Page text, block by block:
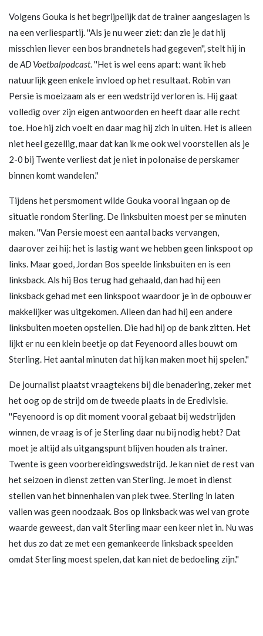
Volgens Gouka is het begrijpelijk dat de trainer aangeslagen is
na een verliespartij. ''Als je nu weer ziet: dan zie je dat hij
misschien liever een bos brandnetels had gegeven'', stelt hij in
deAD Voetbalpodcast. ''Het is wel eens apart: want ik heb
natuurlijk geen enkele invloed op het resultaat. Robin van
Persie is moeizaam als er een wedstrijd verloren is. Hij gaat
volledig over zijn eigen antwoorden en heeft daar alle recht
toe. Hoe hij zich voelt en daar mag hij zich in uiten. Het is alleen
niet heel gezellig, maar dat kan ik me ook wel voorstellen als je
2-0 bij Twente verliest dat je niet in polonaise de perskamer
binnen komt wandelen.''
Tijdens het persmoment wilde Gouka vooral ingaan op de
situatie rondom Sterling. De linksbuiten moest per se minuten
maken. ''Van Persie moest een aantal backs vervangen,
daarover zei hij: het is lastig want we hebben geen linkspoot op
links. Maar goed, Jordan Bos speelde linksbuiten en is een
linksback. Als hij Bos terug had gehaald, dan had hij een
linksback gehad met een linkspoot waardoor je in de opbouw er
makkelijker was uitgekomen. Alleen dan had hij een andere
linksbuiten moeten opstellen. Die had hij op de bank zitten. Het
lijkt er nu een klein beetje op dat Feyenoord alles bouwt om
Sterling. Het aantal minuten dat hij kan maken moet hij spelen.''
De journalist plaatst vraagtekens bij die benadering, zeker met
het oog op de strijd om de tweede plaats in de Eredivisie.
''Feyenoord is op dit moment vooral gebaat bij wedstrijden
winnen, de vraag is of je Sterling daar nu bij nodig hebt? Dat
moet je altijd als uitgangspunt blijven houden als trainer.
Twente is geen voorbereidingswedstrijd. Je kan niet de rest van
het seizoen in dienst zetten van Sterling. Je moet in dienst
stellen van het binnenhalen van plek twee. Sterling in laten
vallen was geen noodzaak. Bos op linksback was wel van grote
waarde geweest, dan valt Sterling maar een keer niet in. Nu was
het dus zo dat ze met een gemankeerde linksback speelden
omdat Sterling moest spelen, dat kan niet de bedoeling zijn.''